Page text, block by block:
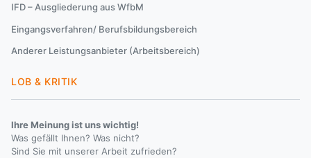
IFD – Ausgliederung aus WfbM
Trenner Leistung #03
Eingangsverfahren/ Berufsbildungsbereich
Trenner Leistung #04
Anderer Leistungsanbieter (Arbeitsbereich)
LOB & KRITIK
Ihre Meinung ist uns wichtig!
Was gefällt Ihnen? Was nicht?
Sind Sie mit unserer Arbeit zufrieden?